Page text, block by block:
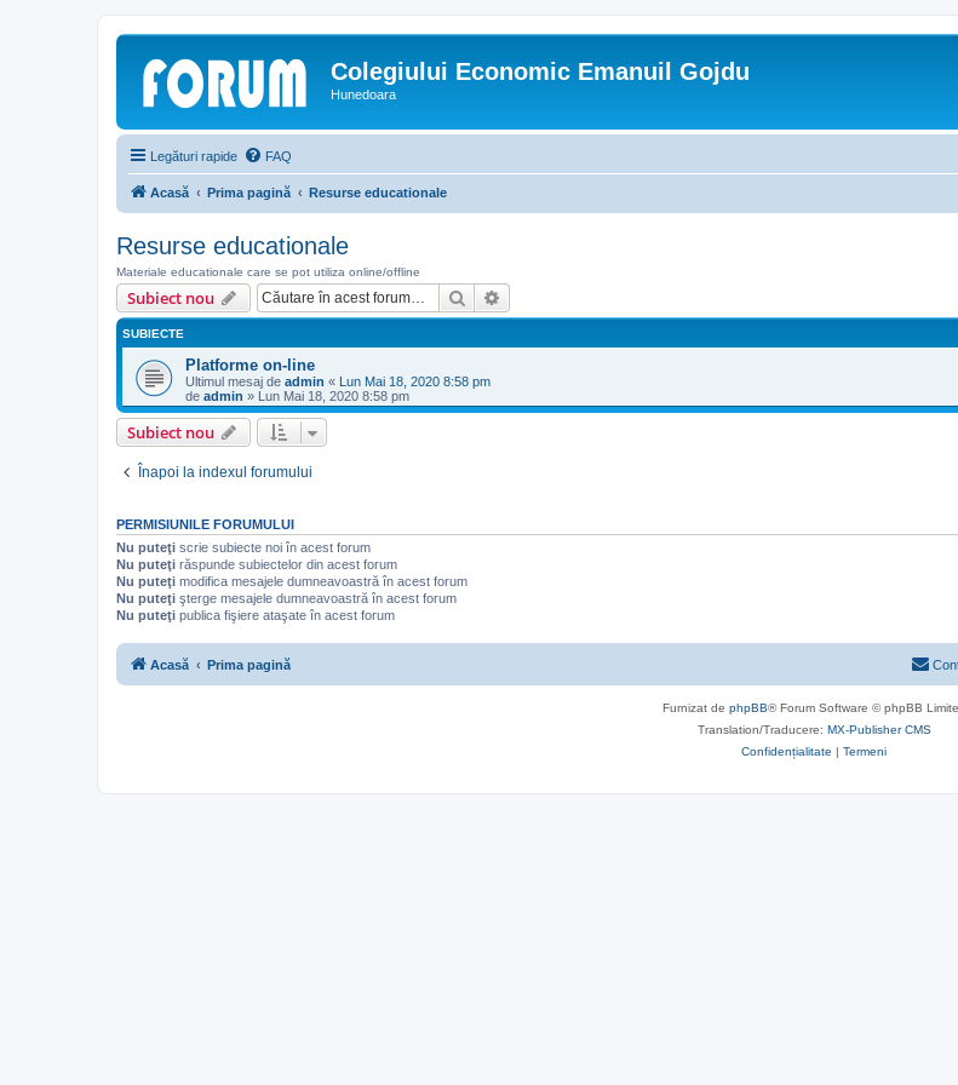
Colegiului Economic Emanuil Gojdu
Hunedoara
Legături rapide FAQ
Acasă Prima pagină Resurse educationale
Resurse educationale
Materiale educationale care se pot utiliza online/offline
Subiect nou Căutare
SUBIECTE
Platforme on-line
Ultimul mesaj de admin « Lun Mai 18, 2020 8:58 pm
de admin » Lun Mai 18, 2020 8:58 pm
Subiect nou
Înapoi la indexul forumului
PERMISIUNILE FORUMULUI
Nu puteţi scrie subiecte noi în acest forum
Nu puteţi răspunde subiectelor din acest forum
Nu puteţi modifica mesajele dumneavoastră în acest forum
Nu puteţi şterge mesajele dumneavoastră în acest forum
Nu puteţi publica fişiere ataşate în acest forum
Acasă Prima pagină
Furnizat de phpBB® Forum Software © phpBB
Translation/Traducere: MX-Publisher CMS
Confidențialitate | Termeni